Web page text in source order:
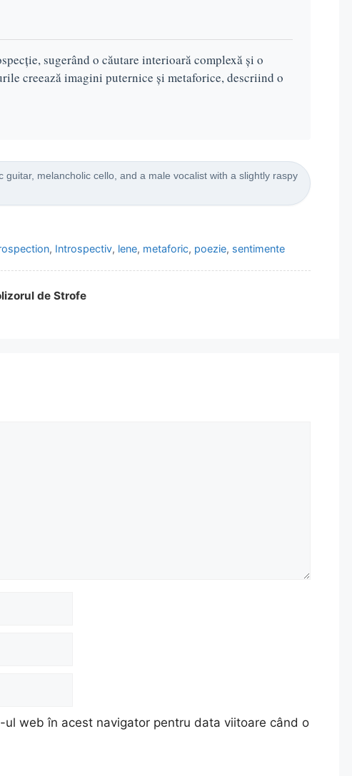
sugerând o căutare interioară complexă și o
creează imagini puternice și metaforice, descriind o
guitar, melancholic cello, and a male vocalist with a slightly raspy
, Introspectiv, lene, metaforic, poezie, sentimente
de Strofe
web în acest navigator pentru data viitoare când o